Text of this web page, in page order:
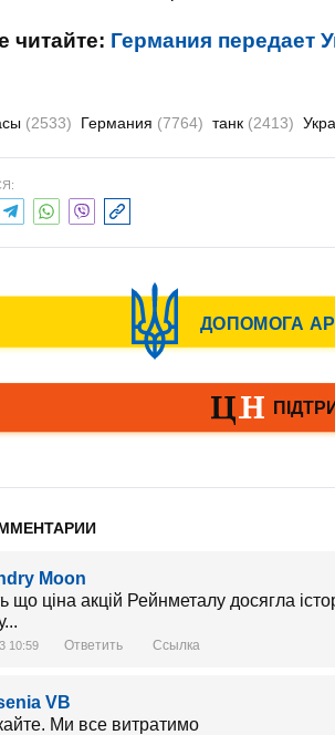
читайте: Германия передает
(2533) Германия (7764) танк (2413)
Moon
що ціна акцій Рейнметалу досягла
10:59 Ответить Ссылка
VB
Ми все витратимо